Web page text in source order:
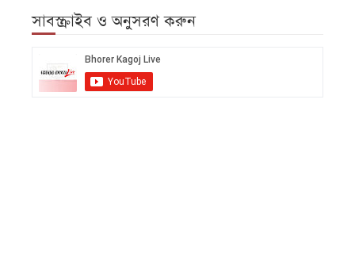
সাবস্ক্রাইব ও অনুসরণ করুন